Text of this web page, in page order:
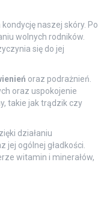
naszej skóry. Po
wolnych rodników.
się do jej
oraz podrażnień.
oraz uspokojenie
takie jak trądzik czy
działaniu
ogólnej gładkości.
witamin i minerałów,